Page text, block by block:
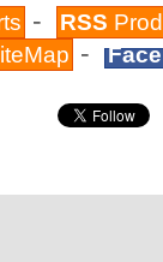
- RSS
-